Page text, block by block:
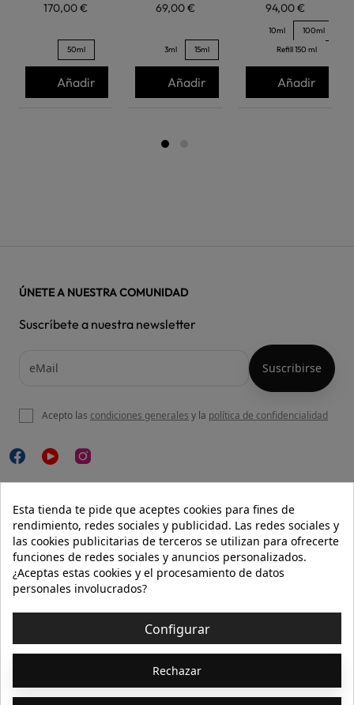
170,00 €
50ml
Añadir
69,00 €
3ml 15ml
Añadir
94,00 €
10ml
100ml
Refill 150 ml
Añadir
NUESTRA WEB
AYUDA
INFORMACIÓN 
ÚNETE A NUESTRA COMUNIDAD
Suscríbete a nuestra newsletter
Acepto las condiciones generales y la política de confidencialidad
Esta tienda te pide que aceptes cookies para fines de
rendimiento, redes sociales y publicidad. Las redes sociales y
las cookies publicitarias de terceros se utilizan para ofrecerte
funciones de redes sociales y anuncios personalizados.
¿Aceptas estas cookies y el procesamiento de datos
personales involucrados?
Configurar
Rechazar